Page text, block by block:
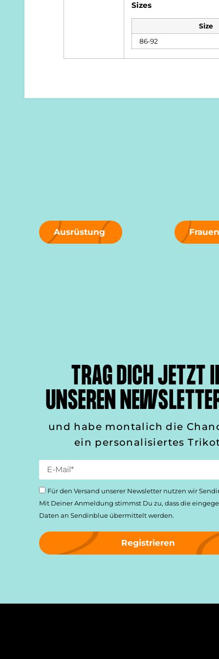
Sizes
Size
86-92
Ausrüstung Frauen
TRAG DICH JETZT
UNSEREN
und habe montalich die
ein personalisiertes
Für den Versand unserer Newsletter nutzen wir
Mit Deiner Anmeldung stimmst Du zu, dass die
Daten an Sendinblue übermittelt werden.
Registrieren